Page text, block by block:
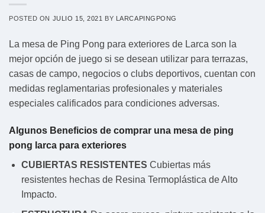
POSTED ON JULIO 15, 2021 BY LARCAPINGPONG
La mesa de Ping Pong para exteriores de Larca son la
mejor opción de juego si se desean utilizar para terrazas,
casas de campo, negocios o clubs deportivos, cuentan con
medidas reglamentarias profesionales y materiales
especiales calificados para condiciones adversas.
Algunos Beneficios de comprar una mesa de ping
pong larca para exteriores
CUBIERTAS RESISTENTES Cubiertas más
resistentes hechas de Resina Termoplástica de Alto
Impacto.